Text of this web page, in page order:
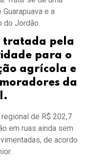
e a
do Jordão.
tratada pela
para o
agrícola e
da
de R$ 202,7
em ruas ainda sem
de acordo